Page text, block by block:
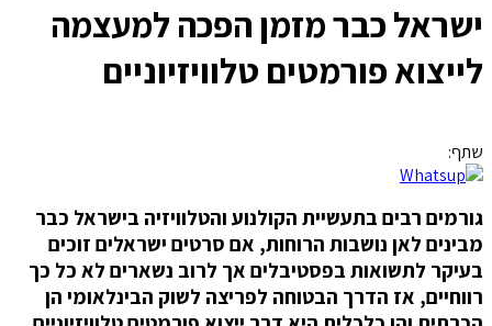
ישראל כבר מזמן הפכה למעצמה
לייצוא פורמטים טלוויזיוניים
שתף:
גורמים רבים בתעשיית הקולנוע והטלוויזיה בישראל כבר
מבינים לאן נושבות הרוחות, אם סרטים ישראלים זוכים
בעיקר לתשואות בפסטיבלים אך לרוב נשארים לא כל כך
רווחיים, אז הדרך הבטוחה לפריצה לשוק הבינלאומי הן